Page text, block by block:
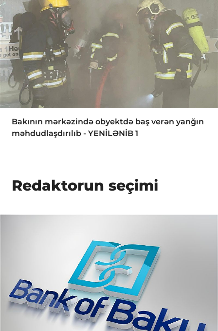
Bakının mərkəzində obyektdə baş verən yanğın
məhdudlaşdırılıb - YENİLƏNİB 1
Redaktorun seçimi